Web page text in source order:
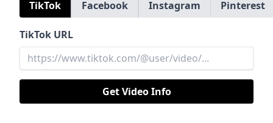
TikTok Facebook Instagram Pinterest
TikTok URL
Get Video Info